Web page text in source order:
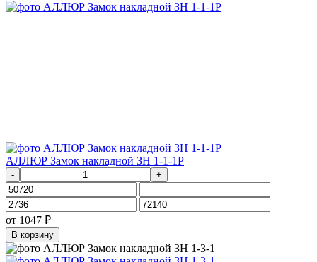
АЛЛЮР Замок накладной ЗН 1-1-1Р
- +
от 1047 ₽
В корзину